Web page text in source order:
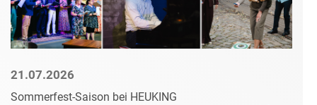
21.07.2026
Sommerfest-Saison bei HEUKING